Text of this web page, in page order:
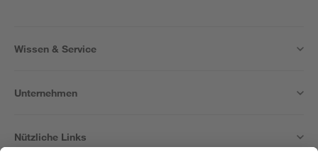
Wissen & Service
Unternehmen
Nützliche Links